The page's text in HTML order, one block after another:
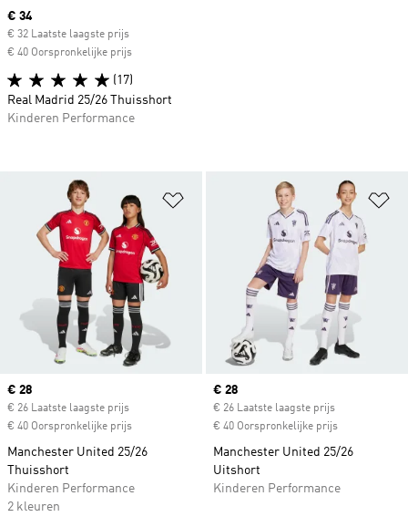
Op verlanglijst zetten
Current price
€ 28
€ 26 Laatste laagste prijs
€ 40 Oorspronkelijke prijs
Manchester United 25/26
Thuisshort
Kinderen Performance
2 kleuren
Current price
€ 28
€ 26 Laatste laagste prijs
€ 40 Oorspronkelijke prijs
Manchester United 25/26
Uitshort
Kinderen Performance
Current price
€ 34
€ 32 Laatste laagste prijs
€ 40 Oorspronkelijke prijs
(17)
Real Madrid 25/26 Thuisshort
Kinderen Performance